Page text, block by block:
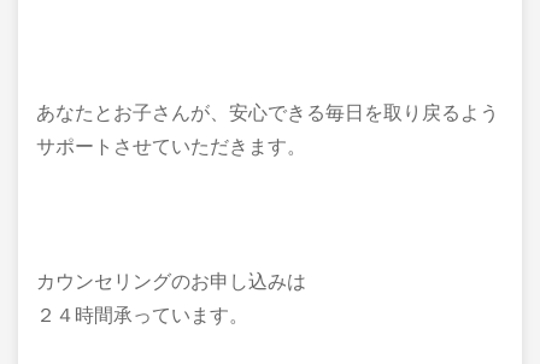
あなたとお子さんが、安心できる毎日を取り戻るよう
サポートさせていただきます。
カウンセリングのお申し込みは
２４時間承っています。